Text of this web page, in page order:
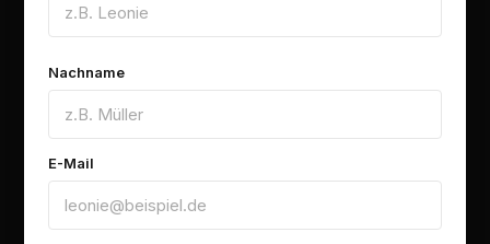
Nachname
E-Mail